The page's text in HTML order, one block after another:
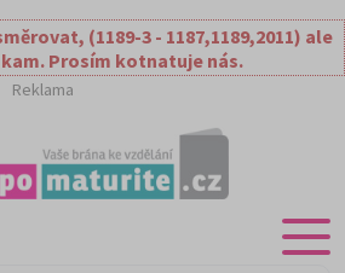
(1189-3 - 1187,1189,2011) ale
Prosím kotnatuje nás.
Reklama